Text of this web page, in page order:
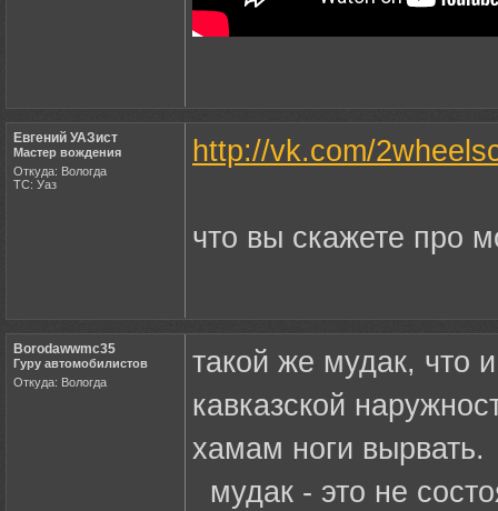
Евгений УАЗист
Мастер вождения
Откуда: Вологда
ТС: Уаз
http://vk.com/
что вы скажете про
Borodawwmc35
Гуру автомобилистов
Откуда: Вологда
такой же мудак, что
кавказской
хамам ноги вырвать.
мудак - это не